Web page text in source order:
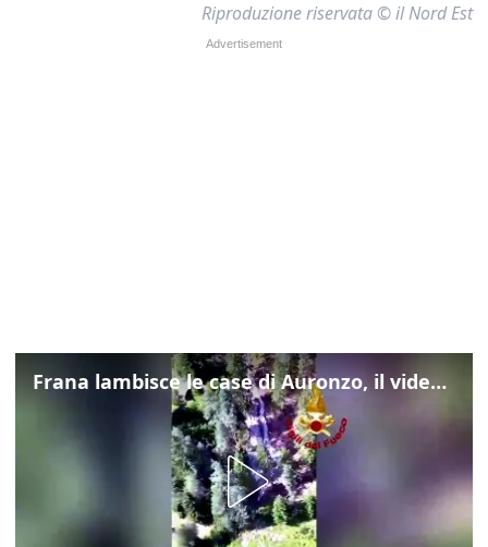
Riproduzione riservata © il Nord Est
Frana lambisce le case di Auronzo, il video dall'elicottero dei vigili del fuoco